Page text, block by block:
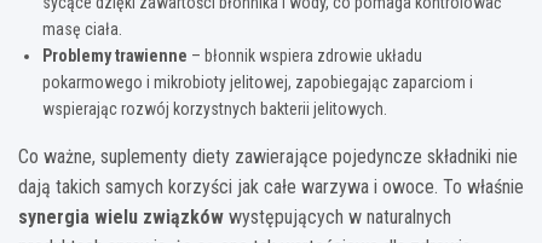
masę ciała.
Problemy trawienne – błonnik wspiera zdrowie układu
pokarmowego i mikrobioty jelitowej, zapobiegając zaparciom i
wspierając rozwój korzystnych bakterii jelitowych.
Co ważne, suplementy diety zawierające pojedyncze składniki nie
dają takich samych korzyści jak całe warzywa i owoce. To właśnie
synergia wielu związków występujących w naturalnych